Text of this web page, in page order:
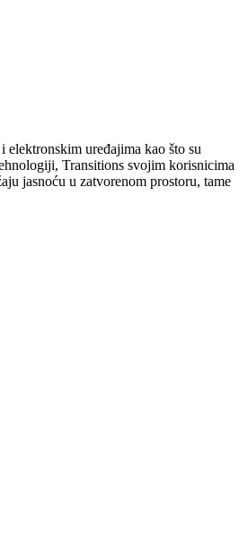
uređajima kao što su
Transitions svojim korisnicima
jasnoću u zatvorenom prostoru, tame